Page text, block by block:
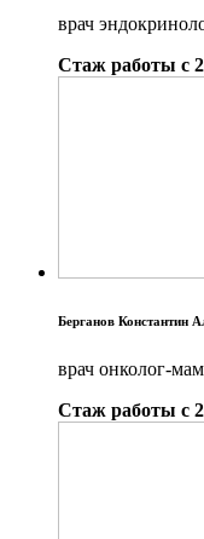
врач
Стаж работы с
Берганов Константин
врач онколог-
Стаж работы с